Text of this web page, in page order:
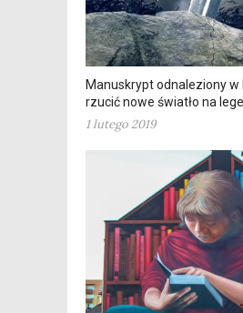
Manuskrypt odnaleziony w
rzucić nowe światło na
1 lutego 2019